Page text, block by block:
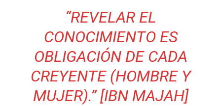
“REVELAR EL
CONOCIMIENTO ES
OBLIGACIÓN DE CADA
CREYENTE (HOMBRE Y
MUJER).” [IBN MAJAH]